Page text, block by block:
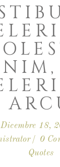
Dicembre 18,
0
Quotes